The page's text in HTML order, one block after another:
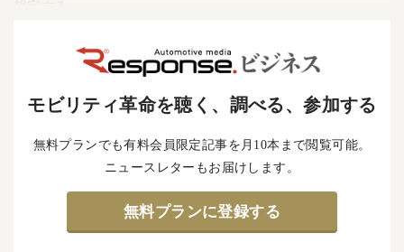
モビリティ革命を聴く、調べる、参加する
無料プランでも有料会員限定記事を月10本まで閲覧可能。
ニュースレターもお届けします。
無料プランに登録する